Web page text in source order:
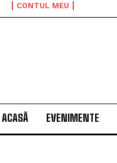
CONTUL MEU
ACASĂ EVENIMENTE